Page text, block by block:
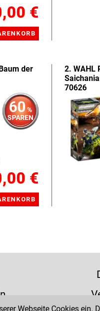
Webseite Cookies
€
der
60 %
SPAREN
€
2. WAHL
70626